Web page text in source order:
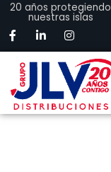
20 años protegiendo
nuestras islas